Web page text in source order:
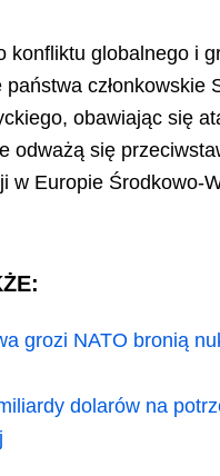
konfliktu globalnego i
członkowskie
obawiając się
odważą się
w Europie Środkowo-
grozi NATO bronią
dolarów na